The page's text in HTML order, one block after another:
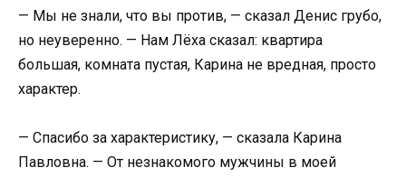
— Мы не знали, что вы против, — сказал Денис грубо,
но неуверенно. — Нам Лёха сказал: квартира
большая, комната пустая, Карина не вредная, просто
характер.
— Спасибо за характеристику, — сказала Карина
Павловна. — От незнакомого мужчины в моей